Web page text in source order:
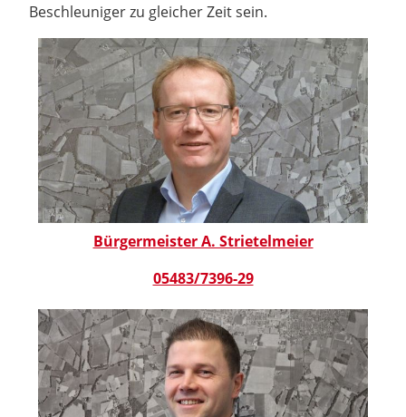
Beschleuniger zu gleicher Zeit sein.
Bürgermeister A. Strietelmeier
05483/7396-29